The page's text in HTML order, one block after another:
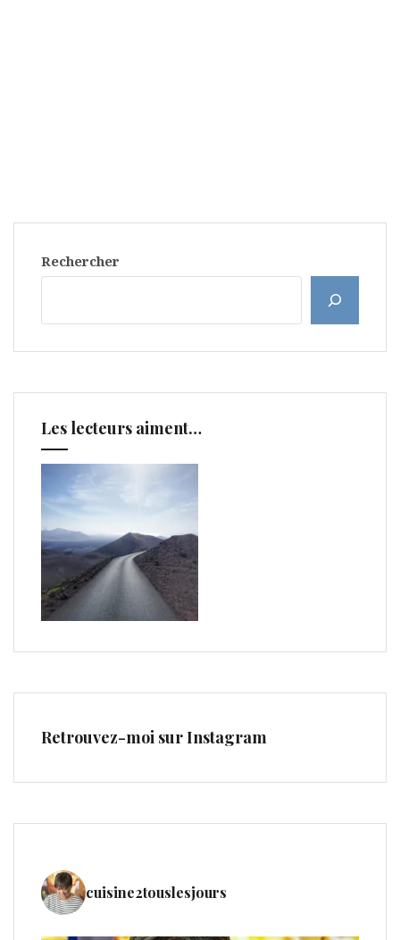
Rechercher
Les lecteurs aiment…
Retrouvez-moi sur Instagram
cuisine2touslesjours